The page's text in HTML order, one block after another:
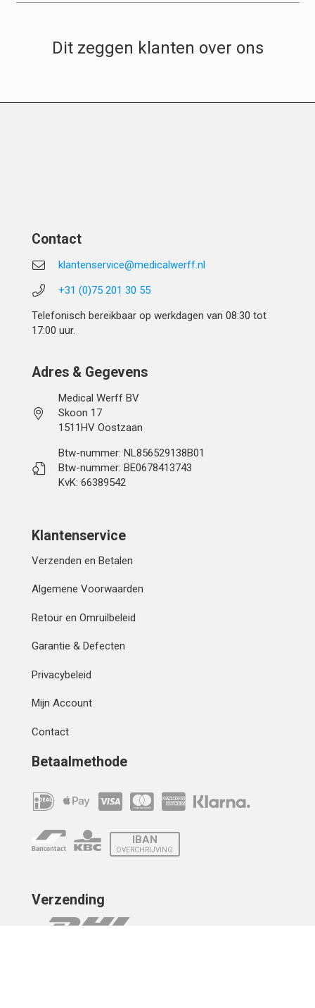
Dit zeggen klanten over ons
Contact
klantenservice@medicalwerff.nl
+31 (0)75 201 30 55
Telefonisch bereikbaar op werkdagen van 08:30 tot
17:00 uur.
Adres & Gegevens
Medical Werff BV
Skoon 17
1511HV Oostzaan
Btw-nummer: NL856529138B01
Btw-nummer: BE0678413743
KvK: 66389542
Klantenservice
Verzenden en Betalen
Algemene Voorwaarden
Retour en Omruilbeleid
Garantie & Defecten
Privacybeleid
Mijn Account
Contact
Betaalmethode
IBAN
OVERCHRIJVING
Verzending